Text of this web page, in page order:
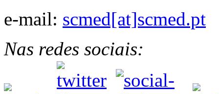
e-mail: scmed[at]scmed.pt
Nas redes sociais: